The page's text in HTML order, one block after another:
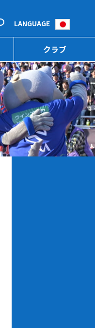
クラブ
LANGUAGE